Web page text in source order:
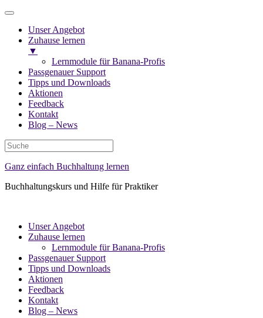
Unser Angebot
Zuhause lernen
▼
Lernmodule für Banana-Profis
Passgenauer Support
Tipps und Downloads
Aktionen
Feedback
Kontakt
Blog – News
Ganz einfach Buchhaltung lernen
Buchhaltungskurs und Hilfe für Praktiker
Unser Angebot
Zuhause lernen
Lernmodule für Banana-Profis
Passgenauer Support
Tipps und Downloads
Aktionen
Feedback
Kontakt
Blog – News